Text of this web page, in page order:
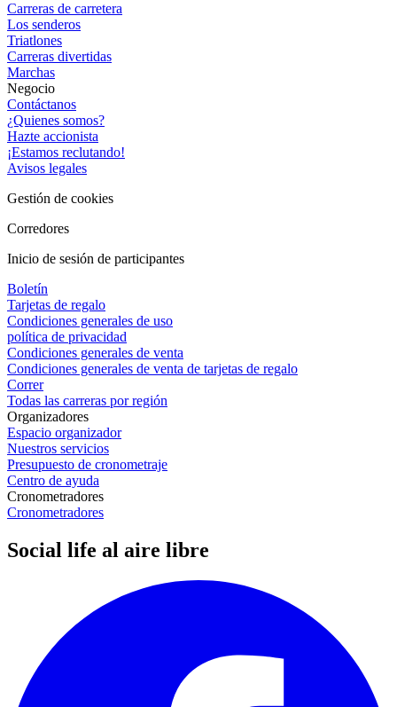
Carreras de carretera
Los senderos
Triatlones
Carreras divertidas
Marchas
Negocio
Contáctanos
¿Quienes somos?
Hazte accionista
¡Estamos reclutando!
Avisos legales
Gestión de cookies
Corredores
Inicio de sesión de participantes
Boletín
Tarjetas de regalo
Condiciones generales de uso
política de privacidad
Condiciones generales de venta
Condiciones generales de venta de tarjetas de regalo
Correr
Todas las carreras por región
Organizadores
Espacio organizador
Nuestros servicios
Presupuesto de cronometraje
Centro de ayuda
Cronometradores
Cronometradores
Social life al aire libre